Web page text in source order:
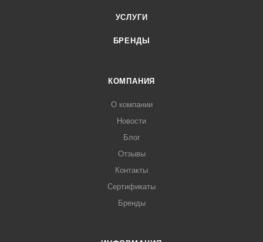
УСЛУГИ
БРЕНДЫ
КОМПАНИЯ
О компании
Новости
Блог
Отзывы
Контакты
Сертификаты
Бренды